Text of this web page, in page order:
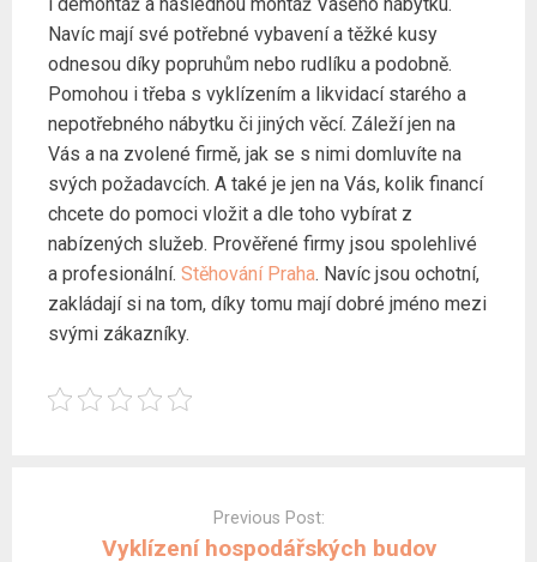
Navíc mají své potřebné vybavení a těžké kusy
odnesou díky popruhům nebo rudlíku a podobně.
Pomohou i třeba s vyklízením a likvidací starého a
nepotřebného nábytku či jiných věcí. Záleží jen na
Vás a na zvolené firmě, jak se s nimi domluvíte na
svých požadavcích. A také je jen na Vás, kolik financí
chcete do pomoci vložit a dle toho vybírat z
nabízených služeb. Prověřené firmy jsou spolehlivé
a profesionální. Stěhování Praha. Navíc jsou ochotní,
zakládají si na tom, díky tomu mají dobré jméno mezi
svými zákazníky.
Previous Post:
Vyklízení hospodářských budov